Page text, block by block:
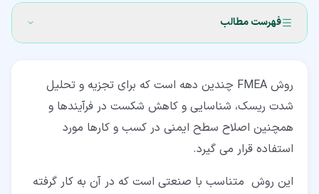
فهرست مطالب
۲‏- انواع روش های FMEA
۳‏- قوانین استفاده از روش FMEA
۴‏- نحوه ارزیابی ریسک به روش FMEA
۴‏-‏۱‏- روش FMEA قبل از شروع کار و جمع آوری تیم
روش FMEA چندین دهه است که برای تجزیه و تحلیل
شدت ریسک، شناسایی و کاهش شکست در فرآیندها و
همچنین اصلاح سطح ایمنی در کسب و کارها مورد
استفاده قرار می گیرد.
این روش متناسب با صنعتی است که در آن به کار گرفته